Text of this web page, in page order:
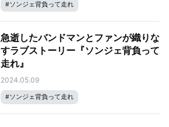
#ソンジェ背負って走れ
急逝したバンドマンとファンが織りな
すラブストーリー『ソンジェ背負って
走れ』
2024.05.09
#ソンジェ背負って走れ